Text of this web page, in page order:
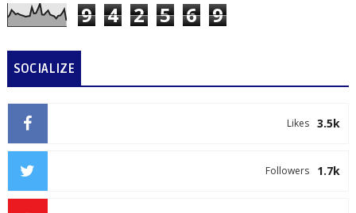
9 4 2 5 6 9
SOCIALIZE
3.5k
Likes
1.7k
Followers